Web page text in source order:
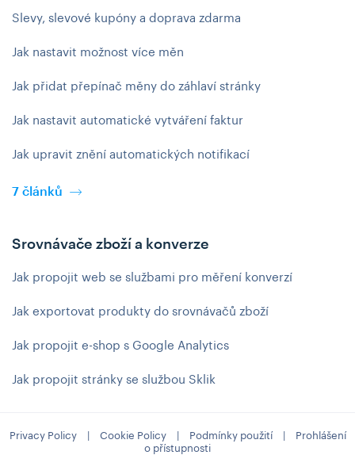
Slevy, slevové kupóny a doprava zdarma
Jak nastavit možnost více měn
Jak přidat přepínač měny do záhlaví stránky
Jak nastavit automatické vytváření faktur
Jak upravit znění automatických notifikací
7 článků
Srovnávače zboží a konverze
Jak propojit web se službami pro měření konverzí
Jak exportovat produkty do srovnávačů zboží
Jak propojit e-shop s Google Analytics
Jak propojit stránky se službou Sklik
Privacy Policy | Cookie Policy | Podmínky použití |
Prohlášení
o přístupnosti